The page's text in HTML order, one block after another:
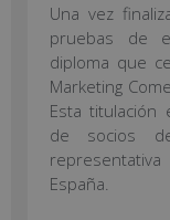
Una vez
pruebas de
diploma que
Marketing
Esta titulación
de socios
España.